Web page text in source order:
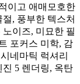
이고 애매모호한
, 풍부한 텍스처
이즈, 미묘한 필
포커스 미학, 감
네마틱 럭셔리
5 렌더링, 옥탄